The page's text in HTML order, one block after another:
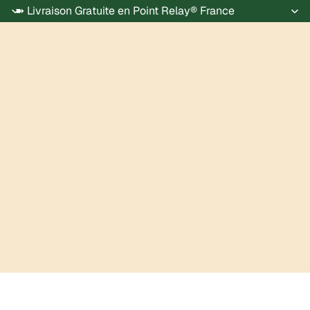
➽ Livraison Gratuite en Point Relay® France